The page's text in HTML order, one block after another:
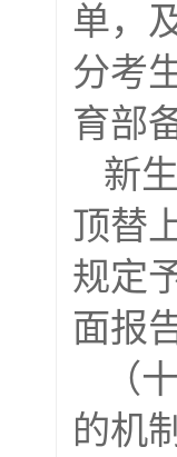
单，
分考
育部
新
顶替
规定
面报
（
的机